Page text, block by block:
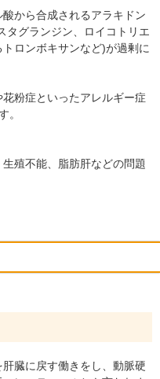
から合成されるアラキドン
タグランジン、ロイコトリエ
ロンボキサンなど)が過剰に
粉症といったアレルギー症
。
殖不能、脂肪肝などの問題
臓に戻す働きをし、動脈硬